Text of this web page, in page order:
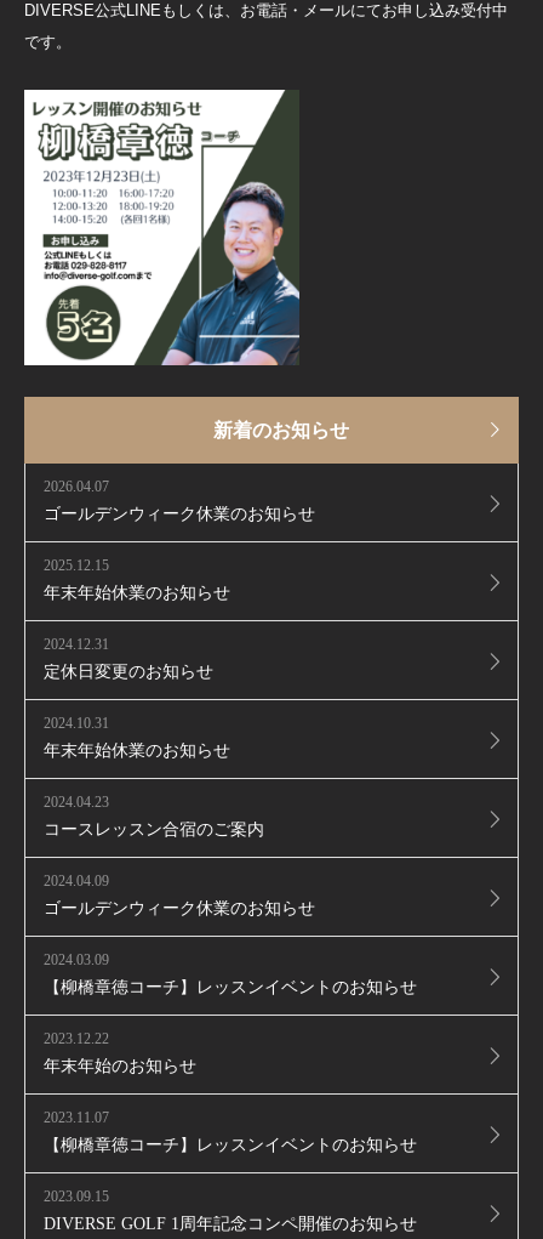
DIVERSE公式LINEもしくは、お電話・メールにてお申し込み受付中
です。
新着のお知らせ
2026.04.07
ゴールデンウィーク休業のお知らせ
2025.12.15
年末年始休業のお知らせ
2024.12.31
定休日変更のお知らせ
2024.10.31
年末年始休業のお知らせ
2024.04.23
コースレッスン合宿のご案内
2024.04.09
ゴールデンウィーク休業のお知らせ
2024.03.09
【柳橋章徳コーチ】レッスンイベントのお知らせ
2023.12.22
年末年始のお知らせ
2023.11.07
【柳橋章徳コーチ】レッスンイベントのお知らせ
2023.09.15
DIVERSE GOLF 1周年記念コンペ開催のお知らせ